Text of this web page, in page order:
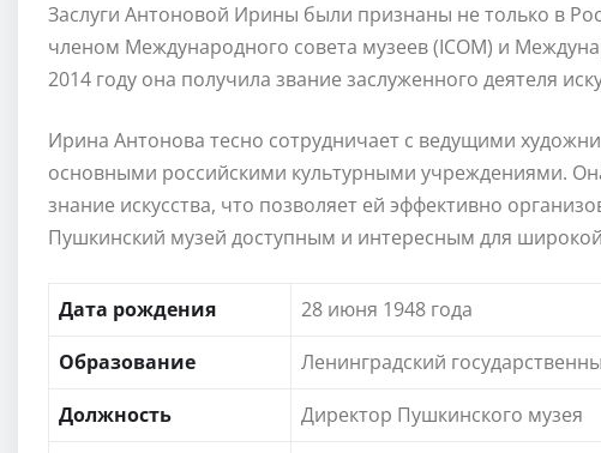
Заслуги Антоновой Ирины были признаны не только в
членом Международного совета музеев (ICOM) и
2014 году она получила звание заслуженного деятеля
Ирина Антонова тесно сотрудничает с ведущими
основными российскими культурными учреждениями.
знание искусства, что позволяет ей эффективно
Пушкинский музей доступным и интересным для
Дата рождения
28 июня 1948 года
Образование
Ленинградский
Должность
Директор Пушкинского музея